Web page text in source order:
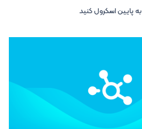
به پایین اسکرول کنید